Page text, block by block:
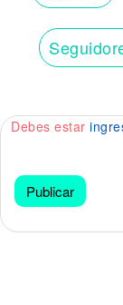
Debes estar
Publicar